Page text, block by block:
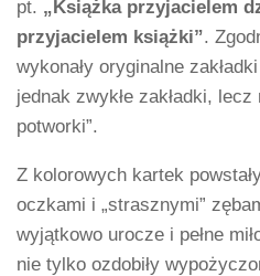
pt. „Książka przyjacielem
przyjacielem książki”.
wykonały oryginalne
jednak zwykłe zakładki, lecz
potworki”.
Z kolorowych kartek
oczkami i „strasznymi”
wyjątkowo urocze i pełne
nie tylko ozdobiły